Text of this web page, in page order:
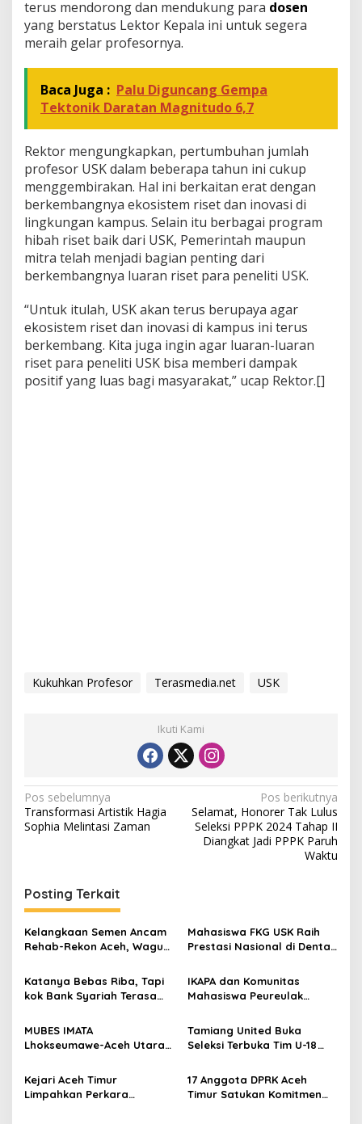
terus mendorong dan mendukung para dosen
yang berstatus Lektor Kepala ini untuk segera
meraih gelar profesornya.
Baca Juga : Palu Diguncang Gempa
Tektonik Daratan Magnitudo 6,7
Rektor mengungkapkan, pertumbuhan jumlah
profesor USK dalam beberapa tahun ini cukup
menggembirakan. Hal ini berkaitan erat dengan
berkembangnya ekosistem riset dan inovasi di
lingkungan kampus. Selain itu berbagai program
hibah riset baik dari USK, Pemerintah maupun
mitra telah menjadi bagian penting dari
berkembangnya luaran riset para peneliti USK.
“Untuk itulah, USK akan terus berupaya agar
ekosistem riset dan inovasi di kampus ini terus
berkembang. Kita juga ingin agar luaran-luaran
riset para peneliti USK bisa memberi dampak
positif yang luas bagi masyarakat,” ucap Rektor.[]
Kukuhkan Profesor Terasmedia.net USK
Ikuti Kami
N
a
g
a
s
p
o
s
Pos sebelumnya
Transformasi Artistik Hagia
Sophia Melintasi Zaman
Pos berikutnya
Selamat, Honorer Tak Lulus
Seleksi PPPK 2024 Tahap II
Diangkat Jadi PPPK Paruh
Waktu
Posting Terkait
Kelangkaan Semen Ancam
Rehab-Rekon Aceh, Wagub
Mahasiswa FKG USK Raih
Prestasi Nasional di Dental
Katanya Bebas Riba, Tapi
kok Bank Syariah Terasa
IKAPA dan Komunitas
Mahasiswa Peureulak
Peureulak Raya
MUBES IMATA
Lhokseumawe-Aceh Utara
Terpilih Pimpin Periode
2026–2027
Tamiang United Buka
Seleksi Terbuka Tim U-18
Aceh 2026
Kejari Aceh Timur
Limpahkan Perkara
17 Anggota DPRK Aceh
Timur Satukan Komitmen